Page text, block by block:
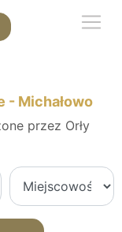
- Michałowo
przez Orły